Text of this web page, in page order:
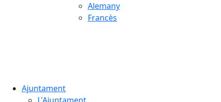
Alemany
Francès
Ajuntament